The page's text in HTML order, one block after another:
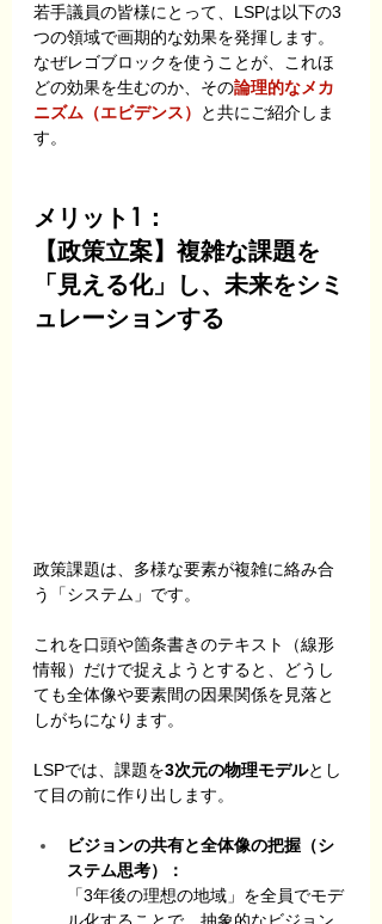
若手議員の皆様にとって、LSPは以下の3
つの領域で画期的な効果を発揮します。
なぜレゴブロックを使うことが、これほ
どの効果を生むのか、その論理的なメカ
ニズム（エビデンス）
と共にご紹介しま
す。
メリット1：
【政策立案】複雑な課題を
「見える化」し、未来をシミ
ュレーションする
政策課題は、多様な要素が複雑に絡み合
う「システム」です。
これを口頭や箇条書きのテキスト（線形
情報）だけで捉えようとすると、どうし
ても全体像や要素間の因果関係を見落と
しがちになります。
LSPでは、課題を3次元の物理モデルとし
て目の前に作り出します。
ビジョンの共有と全体像の把握（シ
ステム思考）：
「3年後の理想の地域」を全員でモデ